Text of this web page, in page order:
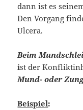
dann ist es
Den Vorgang
Ulcera.
Beim
ist der
Mund- oder
Beispiel: